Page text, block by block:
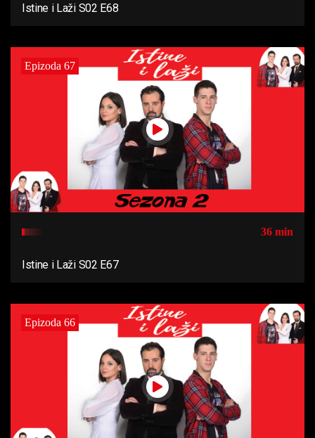
Istine i Laži S02 E68
Epizoda 67
36 min
Istine i Laži S02 E67
Epizoda 66